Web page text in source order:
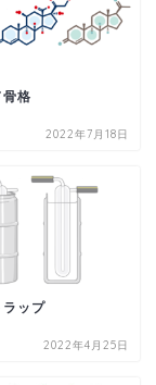
骨格
2022年7月18日
ラップ
2022年4月25日